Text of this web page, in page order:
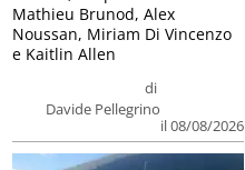
di
Davide Pellegrino
il 08/08/2026
Mathieu Brunod, Alex
Noussan, Miriam Di Vincenzo
e Kaitlin Allen